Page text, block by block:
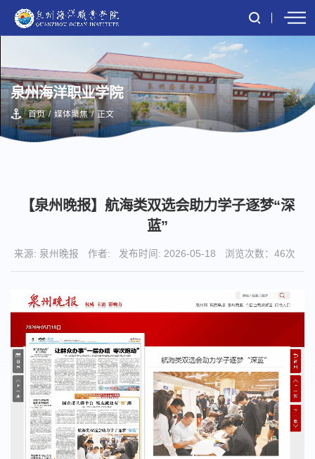
泉州海洋职业学院
首页 / 媒体聚焦 / 正文
【泉州晚报】航海类双选会助力学子逐梦“深
蓝”
来源: 泉州晚报 作者: 发布时间: 2026-05-18 浏览次数： 46次